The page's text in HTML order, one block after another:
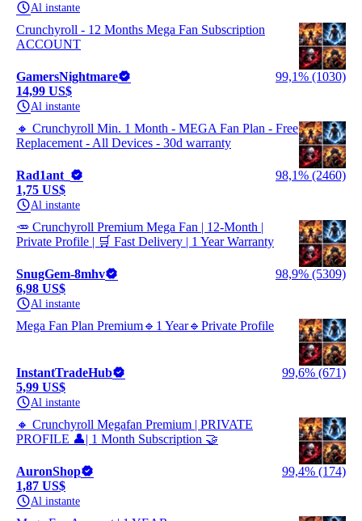
Al instante
Crunchyroll - 12 Months Mega Fan Subscription
ACCOUNT
GamersNightmare
99,1% (1030)
14,99 US$
Al instante
🔸 Crunchyroll Min. 1 Month - MEGA Fan Plan - Free
Replacement - All Devices - 30d warranty
Rad1ant_
98,1% (2460)
1,75 US$
Al instante
🥕 Crunchyroll Premium Mega Fan | 12-Month |
Private Profile | 🛒 Fast Delivery | 1 Year Warranty
SnugGem-8mhv
98,9% (5309)
6,98 US$
Al instante
Mega Fan Plan Premium🔹1 Year🔹Private Profile
InstantTradeHub
99,6% (671)
5,99 US$
Al instante
🔸 Crunchyroll Megafan Premium | PRIVATE
PROFILE 👤| 1 Month Subscription 🤝
AuronShop
99,4% (174)
1,87 US$
Al instante